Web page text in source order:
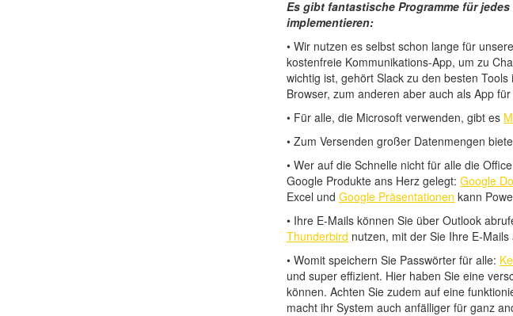
Es gibt fantastische Programme für
implementieren:
• Wir nutzen es selbst schon lange für
kostenfreie Kommunikations-App, um zu
wichtig ist, gehört Slack zu den besten
Browser, zum anderen aber auch als App
• Für alle, die Microsoft verwenden, gibt es
• Zum Versenden großer Datenmengen
• Wer auf die Schnelle nicht für alle die
Google Produkte ans Herz gelegt: Google
Excel und Google Präsentationen kann
• Ihre E-Mails können Sie über Outlook
Thunderbird nutzen, mit der Sie Ihre E-
• Womit speichern Sie Passwörter für alle:
und super effizient. Hier haben Sie eine
können. Achten Sie zudem auf eine
macht ihr System auch anfälliger für ganz